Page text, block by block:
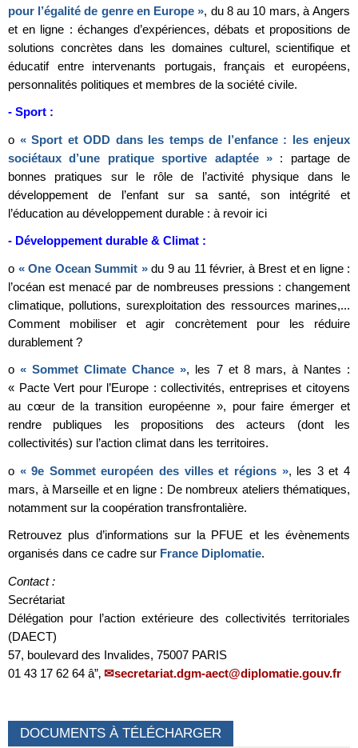
pour l’égalité de genre en Europe », du 8 au 10 mars, à Angers
et en ligne : échanges d’expériences, débats et propositions de
solutions concrètes dans les domaines culturel, scientifique et
éducatif entre intervenants portugais, français et européens,
personnalités politiques et membres de la société civile.
- Sport :
o « Sport et ODD dans les temps de l’enfance : les enjeux
sociétaux d’une pratique sportive adaptée »: partage de
bonnes pratiques sur le rôle de l’activité physique dans le
développement de l’enfant sur sa santé, son intégrité et
l’éducation au développement durable : à revoir ici
- Développement durable & Climat :
o « One Ocean Summit »du 9 au 11 février, à Brest et en ligne :
l’océan est menacé par de nombreuses pressions : changement
climatique, pollutions, surexploitation des ressources marines,...
Comment mobiliser et agir concrètement pour les réduire
durablement ?
o« Sommet Climate Chance », les 7 et 8 mars, à Nantes :
« Pacte Vert pour l’Europe : collectivités, entreprises et citoyens
au cœur de la transition européenne », pour faire émerger et
rendre publiques les propositions des acteurs (dont les
collectivités) sur l’action climat dans les territoires.
o « 9e Sommet européen des villes et régions », les 3 et 4
mars, à Marseille et en ligne : De nombreux ateliers thématiques,
notamment sur la coopération transfrontalière.
Retrouvez plus d’informations sur la PFUE et les évènements
organisés dans ce cadre sur France Diplomatie.
Contact :
Secrétariat
Délégation pour l’action extérieure des collectivités territoriales
(DAECT)
57, boulevard des Invalides, 75007 PARIS
01 43 17 62 64 â”‚
secretariat.dgm-aect@diplomatie.gouv.fr
DOCUMENTS À TÉLÉCHARGER